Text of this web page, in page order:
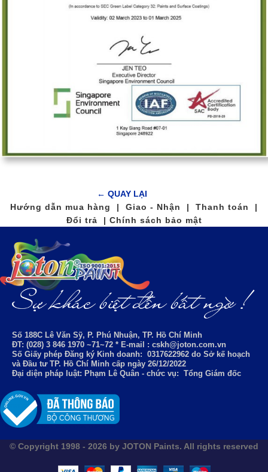
← QUAY LẠI
Hướng dẫn mua hàng | Giao - Nhận | Thanh toán |
Đổi trả | Chính sách bảo mật
Số 188C Lê Văn Sỹ, P. Phú Nhuận, TP. Hồ Chí Minh
ĐT: (028) 3 846 1970 ~71~72 * E-mail : cskh@joton.com.vn
Số Giấy phép Đăng ký Kinh doanh: 0317622962 do Sở kế hoạch
và Đầu tư TP. Hồ Chí Minh cấp ngày 26/12/2022
Đại diện pháp luật: Phạm Lê Quân - chức vụ: Tổng Giám đốc
© Copyright 1998 - 2026 by JOTON Paints. All rights reserved